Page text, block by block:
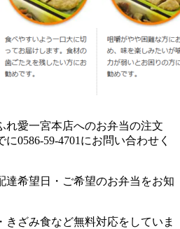
れ愛一宮本店へのお弁当の注文
0586-59-4701にお問い合わせく
達希望日・ご希望のお弁当をお知
きざみ食など無料対応をしていま